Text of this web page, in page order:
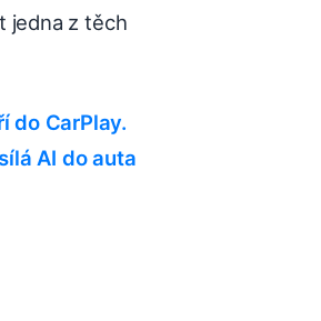
jedna z těch
do CarPlay.
AI do auta